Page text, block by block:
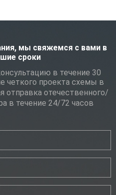
мы свяжемся с вами в
сроки
в течение 30
четкого проекта схемы в
отправка отечественного/
в течение 24/72 часов